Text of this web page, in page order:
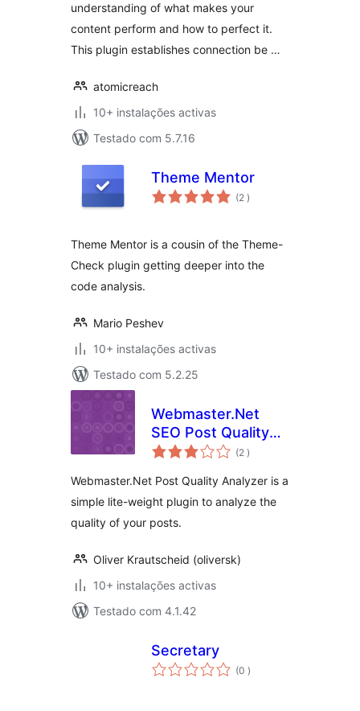
understanding of what makes your
content perform and how to perfect it.
This plugin establishes connection be …
atomicreach
10+ instalações activas
Testado com 5.7.16
Theme Mentor
(2 classificações
)
Theme Mentor is a cousin of the Theme-
Check plugin getting deeper into the
code analysis.
Mario Peshev
10+ instalações activas
Testado com 5.2.25
Webmaster.Net
SEO Post Quality
Analyzer – Quickly
Posts
(2 classificações
)
Webmaster.Net Post Quality Analyzer is a
simple lite-weight plugin to analyze the
quality of your posts.
Oliver Krautscheid (oliversk)
10+ instalações activas
Testado com 4.1.42
Secretary
(0 classificações
)